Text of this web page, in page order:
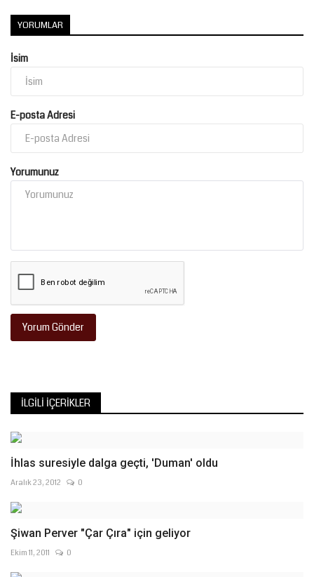
YORUMLAR
İsim
E-posta Adresi
Yorumunuz
Yorum Gönder
İLGILI İÇERIKLER
İhlas suresiyle dalga geçti, 'Duman' oldu
Aralık 23, 2012 0
Şiwan Perver "Çar Çıra" için geliyor
Ekim 11, 2011 0